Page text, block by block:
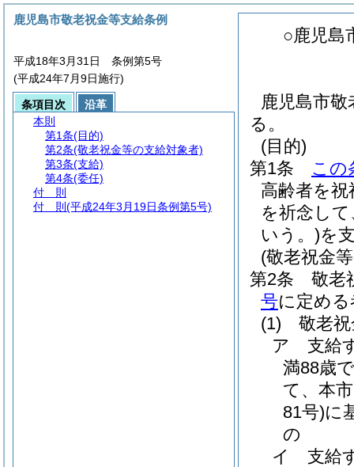
○鹿児島
鹿児島市
る。
(目的)
第1条
この
高齢者を
を祈念し
いう。)を
(敬老祝金
第2条
敬老
号に定め
(1)
敬老
ア
支給
満88歳
て、本
81号)に
の
イ
支給
鹿児島市敬老祝金等支給条例
平成18年3月31日 条例第5号
(平成24年7月9日施行)
条項目次
沿革
本則
第1条(目的)
第2条(敬老祝金等の支給対象者)
第3条(支給)
第4条(委任)
付 則
付 則 (平成24年3月19日条例第5号)